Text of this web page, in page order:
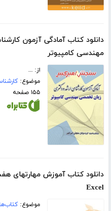
دانلود کتاب آمادگی آزمون
مهندسی کامپیوتر
از: ...
موضوع:
۱۵۵ صفحه
Excel
موضوع: